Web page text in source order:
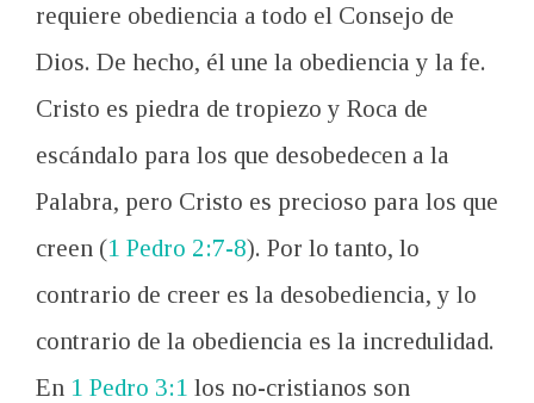
requiere obediencia a todo el Consejo de
Dios. De hecho, él une la obediencia y la fe.
Cristo es piedra de tropiezo y Roca de
escándalo para los que desobedecen a la
Palabra, pero Cristo es precioso para los que
creen (1 Pedro 2:7-8). Por lo tanto, lo
contrario de creer es la desobediencia, y lo
contrario de la obediencia es la incredulidad.
En 1 Pedro 3:1 los no-cristianos son